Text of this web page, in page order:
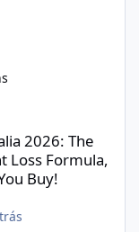
Behind This
2026: The
Loss Formula,
Buy!